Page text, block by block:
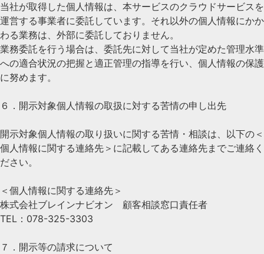
当社が取得した個人情報は、本サービスのクラウドサービスを
運営する事業者に委託しています。それ以外の個人情報にかか
わる業務は、外部に委託しておりません。
業務委託を行う場合は、委託先に対して当社が定めた管理水準
への適合状況の把握と適正管理の指導を行い、個人情報の保護
に努めます。
６．開示対象個人情報の取扱に対する苦情の申し出先
開示対象個人情報の取り扱いに関する苦情・相談は、以下の＜
個人情報に関する連絡先＞に記載してある連絡先までご連絡く
ださい。
＜個人情報に関する連絡先＞
株式会社ブレインナビオン 顧客相談窓口責任者
TEL：078-325-3303
７．開示等の請求について